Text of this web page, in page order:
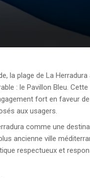
la plage de La
: le Pavillon Bleu.
fort en faveur
aux usagers.
comme une
ancienne ville
respectueux et